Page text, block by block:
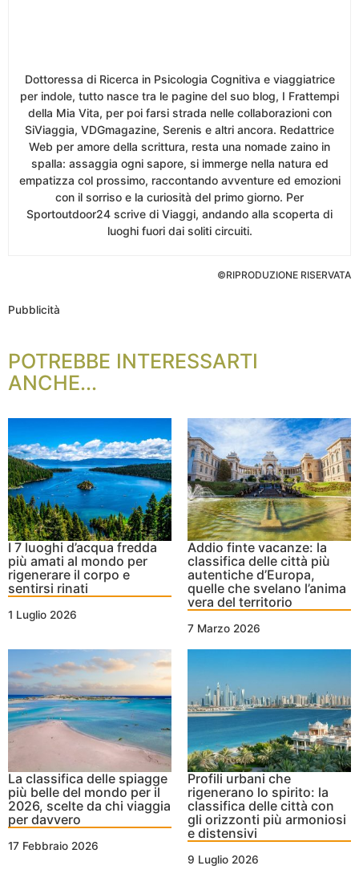
Dottoressa di Ricerca in Psicologia Cognitiva e viaggiatrice
per indole, tutto nasce tra le pagine del suo blog, I Frattempi
della Mia Vita, per poi farsi strada nelle collaborazioni con
SiViaggia, VDGmagazine, Serenis e altri ancora. Redattrice
Web per amore della scrittura, resta una nomade zaino in
spalla: assaggia ogni sapore, si immerge nella natura ed
empatizza col prossimo, raccontando avventure ed emozioni
con il sorriso e la curiosità del primo giorno. Per
Sportoutdoor24 scrive di Viaggi, andando alla scoperta di
luoghi fuori dai soliti circuiti.
©RIPRODUZIONE RISERVATA
Pubblicità
POTREBBE INTERESSARTI
ANCHE...
I 7 luoghi d’acqua fredda
più amati al mondo per
rigenerare il corpo e
sentirsi rinati
1 Luglio 2026
Addio finte vacanze: la
classifica delle città più
autentiche d’Europa,
quelle che svelano l’anima
vera del territorio
7 Marzo 2026
La classifica delle spiagge
più belle del mondo per il
2026, scelte da chi viaggia
per davvero
17 Febbraio 2026
Profili urbani che
rigenerano lo spirito: la
classifica delle città con
gli orizzonti più armoniosi
e distensivi
9 Luglio 2026